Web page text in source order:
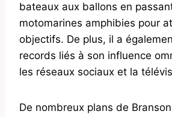
bateaux aux ballons en
motomarines amphibies pour
objectifs. De plus, il a
records liés à son influence
les réseaux sociaux et la
De nombreux plans de